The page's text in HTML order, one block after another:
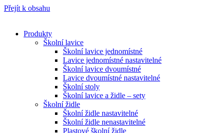
Přejít k obsahu
Produkty
Školní lavice
Školní lavice jednomístné
Lavice jednomístné nastavitelné
Školní lavice dvoumístné
Lavice dvoumístné nastavitelné
Školní stoly
Školní lavice a židle – sety
Školní židle
Školní židle nastavitelné
Školní židle nenastavitelné
Plastové školní židle